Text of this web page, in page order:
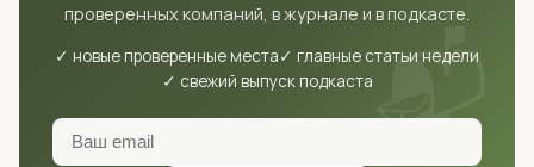
📬
проверенных компаний, в журнале и в подкасте.
✓ новые проверенные места✓ главные статьи недели
✓ свежий выпуск подкаста